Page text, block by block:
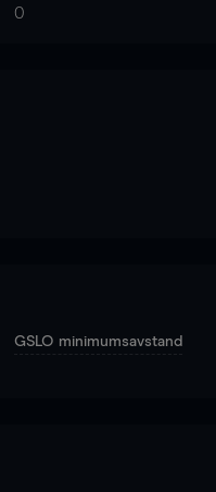
0
GSLO minimumsavstand